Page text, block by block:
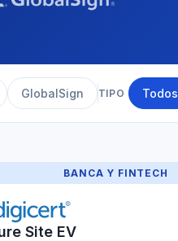
GlobalSign TIPO Todos
BANCA Y FINTECH
Site EV